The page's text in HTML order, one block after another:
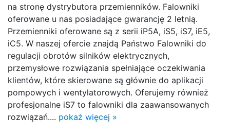
na stronę dystrybutora przemienników. Falowniki
oferowane u nas posiadające gwarancję 2 letnią.
Przemienniki oferowane są z serii iP5A, iS5, iS7, iE5,
iC5. W naszej ofercie znajdą Państwo Falowniki do
regulacji obrotów silników elektrycznych,
przemysłowe rozwiązania spełniające oczekiwania
klientów, które skierowane są głównie do aplikacji
pompowych i wentylatorowych. Oferujemy również
profesjonalne iS7 to falowniki dla zaawansowanych
rozwiązań.... pokaż więcej »